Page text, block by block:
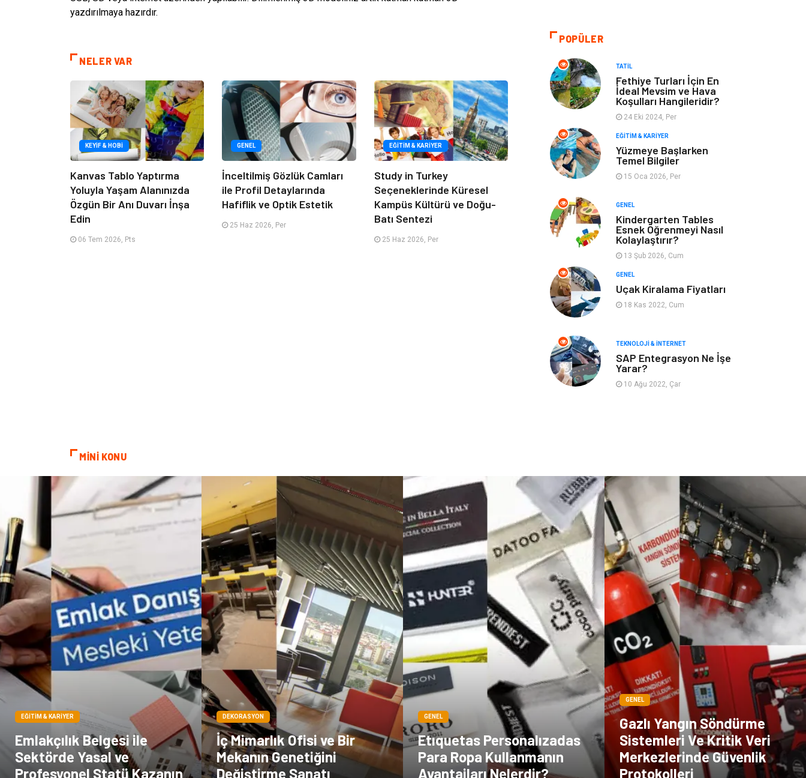
yazdırılmaya hazırdır.
NELER VAR
KEYIF & HOBI
Kanvas Tablo Yaptırma
Yoluyla Yaşam Alanınızda
Özgün Bir Anı Duvarı İnşa
Edin
06 Tem 2026, Pts
GENEL
İnceltilmiş Gözlük Camları
ile Profil Detaylarında
Hafiflik ve Optik Estetik
25 Haz 2026, Per
EĞITIM & KARIYER
Study in Turkey
Seçeneklerinde Küresel
Kampüs Kültürü ve Doğu-
Batı Sentezi
25 Haz 2026, Per
Genel Kültür
Metal Evlilik Rehberi
Finans & Ekonomi
Yeme & İçme Anne & Çocuk
Ev İşleri Gayrimenkul
Organizasyon
Astroloji Aksesuar
Mobilya
Bebek Giyim saç dökülmesi
saç bakımı
kozmetiğin püf
noktaları
Spor Malzemeleri
POPÜLER
TATIL
Fethiye Turları İçin En
İdeal Mevsim ve Hava
Koşulları Hangileridir?
24 Eki 2024, Per
EĞITIM & KARIYER
Yüzmeye Başlarken
Temel Bilgiler
15 Oca 2026, Per
GENEL
Kindergarten Tables
Esnek Öğrenmeyi Nasıl
Kolaylaştırır?
13 Şub 2026, Cum
GENEL
Uçak Kiralama Fiyatları
18 Kas 2022, Cum
TEKNOLOJI & İNTERNET
SAP Entegrasyon Ne İşe
Yarar?
10 Ağu 2022, Çar
MİNİ KONU
EĞITIM & KARIYER
Emlakçılık Belgesi ile
Sektörde Yasal ve
Profesyonel Statü Kazanın
DEKORASYON
İç Mimarlık Ofisi ve Bir
Mekanın Genetiğini
Değiştirme Sanatı
GENEL
Etıquetas Personalızadas
Para Ropa Kullanmanın
Avantajları Nelerdir?
GENEL
Gazlı Yangın Söndürme
Sistemleri Ve Kritik Veri
Merkezlerinde Güvenlik
Protokolleri